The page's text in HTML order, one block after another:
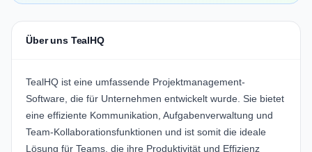
Über uns TealHQ
TealHQ ist eine umfassende Projektmanagement-
Software, die für Unternehmen entwickelt wurde. Sie bietet
eine effiziente Kommunikation, Aufgabenverwaltung und
Team-Kollaborationsfunktionen und ist somit die ideale
Lösung für Teams, die ihre Produktivität und Effizienz